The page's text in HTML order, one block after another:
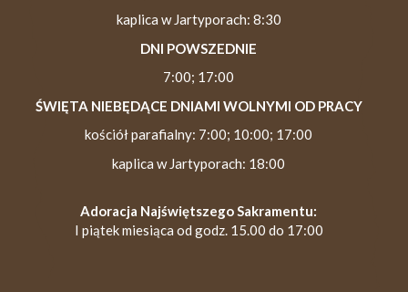
kaplica w Jartyporach: 8:30
DNI POWSZEDNIE
7:00; 17:00
ŚWIĘTA NIEBĘDĄCE DNIAMI WOLNYMI OD PRACY
kościół parafialny: 7:00; 10:00; 17:00
kaplica w Jartyporach: 18:00
Adoracja Najświętszego Sakramentu:
I piątek miesiąca od godz. 15.00 do 17:00